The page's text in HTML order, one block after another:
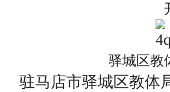
驿城区教
驻马店市驿城区教体